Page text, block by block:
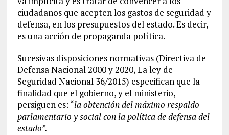
ciudadanos que acepten los gastos de seguridad y
defensa, en los presupuestos del estado. Es decir,
es una acción de propaganda política.
Sucesivas disposiciones normativas (Directiva de
Defensa Nacional 2000 y 2020, La ley de
Seguridad Nacional 36/2015) especifican que la
finalidad que el gobierno, y el ministerio,
persiguen es: “la obtención del máximo respaldo
parlamentario y social con la política de defensa del
estado”.